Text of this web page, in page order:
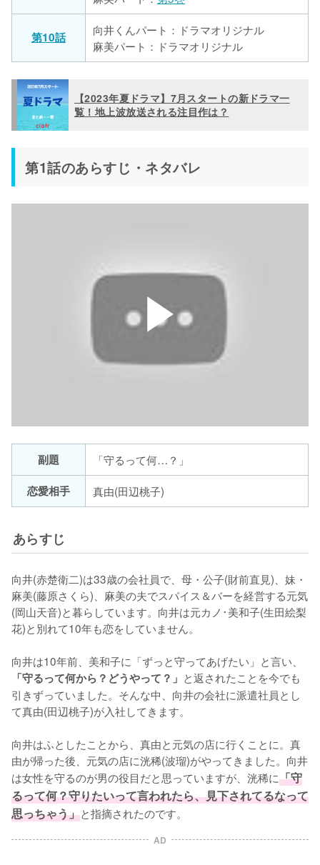
第10話
向井くんパート：ドラマオリジナル
麻美パート：ドラマオリジナル
【2023年夏ドラマ】7月スタートの新ドラマ一
覧！地上波放送される注目作は？
第1話のあらすじ・ネタバレ
副題
「守るって何…？」
恋愛相手
真由(田辺桃子)
あらすじ
向井(赤楚衛二)は33歳の会社員で、母・公子(財前直見)、妹・
麻美(藤原さくら)、麻美の夫でスパイス＆バーを経営する元気
(岡山天音)と暮らしています。向井は元カノ･美和子(生田絵梨
花)と別れて10年も恋をしていません。
向井は10年前、美和子に「ずっと守ってあげたい」と言い、
「守るって何から？どうやって？」 と返されたことを今でも
引きずっていました。そんな中、向井の会社に派遣社員とし
て真由(田辺桃子)が入社してきます。
向井はふとしたことから、真由と元気の店に行くことに。真
由が帰った後、元気の店に洸稀(波瑠)がやってきました。向井
は女性を守るのが男の役目だと思っていますが、洸稀に「守
るって何？守りたいって言われたら、見下されてるなって
思っちゃう」と指摘されたのです。
AD